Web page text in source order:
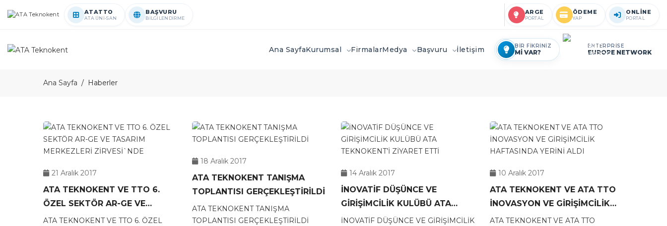
ATATTO
ATA ÜNİ-SAN
BAŞVURU
BİLGİLENDİRME
ARGE
PORTAL
ÖDEME
YAP
ONLİNE
PORTAL
Ana SayfaKurumsal FirmalarMedya Başvuru İletişim BİR FİKRİNİZ
Mİ VAR?
ENTERPRİSE
EUROPE NETWORK
Ana Sayfa Haberler
21 Aralık 2017
ATA TEKNOKENT VE TTO 6.
ÖZEL SEKTÖR AR-GE VE
TASARIM MERKEZLERİ
ATA TEKNOKENT VE TTO 6. ÖZEL
18 Aralık 2017
ATA TEKNOKENT TANIŞMA
TOPLANTISI GERÇEKLEŞTİRİLDİ
ATA TEKNOKENT TANIŞMA
TOPLANTISI GERÇEKLEŞTİRİLDİ
14 Aralık 2017
İNOVATİF DÜŞÜNCE VE
GİRİŞİMCİLİK KULÜBÜ ATA
TEKNOKENT’İ ZİYARET ETTİ
İNOVATİF DÜŞÜNCE VE GİRİŞİMCİLİK
10 Aralık 2017
ATA TEKNOKENT VE ATA TTO
İNOVASYON VE GİRİŞİMCİLİK
HAFTASINDA YERİNİ ALDI
ATA TEKNOKENT VE ATA TTO